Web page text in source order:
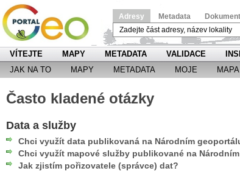
Adresy Metadata
VÍTEJTE MAPY METADATA VALIDACE
JAK NA TO
MAPY METADATA MOJE
Často kladené otázky
Data a služby
Chci využít data publikovaná na Národním
Chci využít mapové služby publikované na
Jak zjistím pořizovatele (správce) dat?